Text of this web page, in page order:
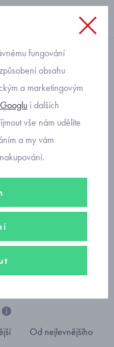
Od nejlevnějšího
fungování
obsahu
a marketingovým
Googlu i dalších
vše nám udělíte
a my vám